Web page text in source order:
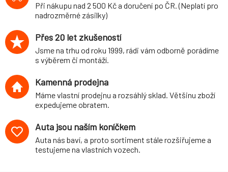
Při nákupu nad 2 500 Kč a doručení po ČR. (Neplatí pro
nadrozměrné zásilky)
Přes 20 let zkušeností
Jsme na trhu od roku 1999, rádi vám odborně porádíme
s výběrem či montáží.
Kamenná prodejna
Máme vlastní prodejnu a rozsáhlý sklad. Většinu zboží
expedujeme obratem.
Auta jsou naším koníčkem
Auta nás baví, a proto sortiment stále rozšiřujeme a
testujeme na vlastních vozech.